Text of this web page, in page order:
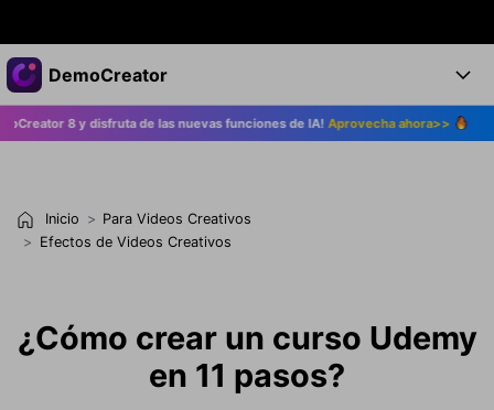
Productos destacados
Creatividad digital con AIGC
Utilidades
Empresas
Sala de prensa
Soporte
DemoCreator
Productos
Características
Características IA
Soluciones
Blog
Encuentra más soluciones >
Empieza
Empresa
8 y disfruta de las nuevas funciones de IA! Aprovecha ahora>>
Inicio
Para Videos Creativos
Efectos de Videos Creativos
¿Cómo crear un curso Udemy
en 11 pasos?